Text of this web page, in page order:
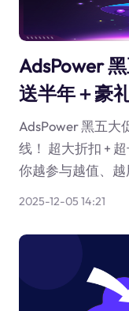
AdsPower
送半年＋豪
AdsPower 黑五大
线！ 超大折扣 +
你越参与越值、越
2025-12-05 14:21